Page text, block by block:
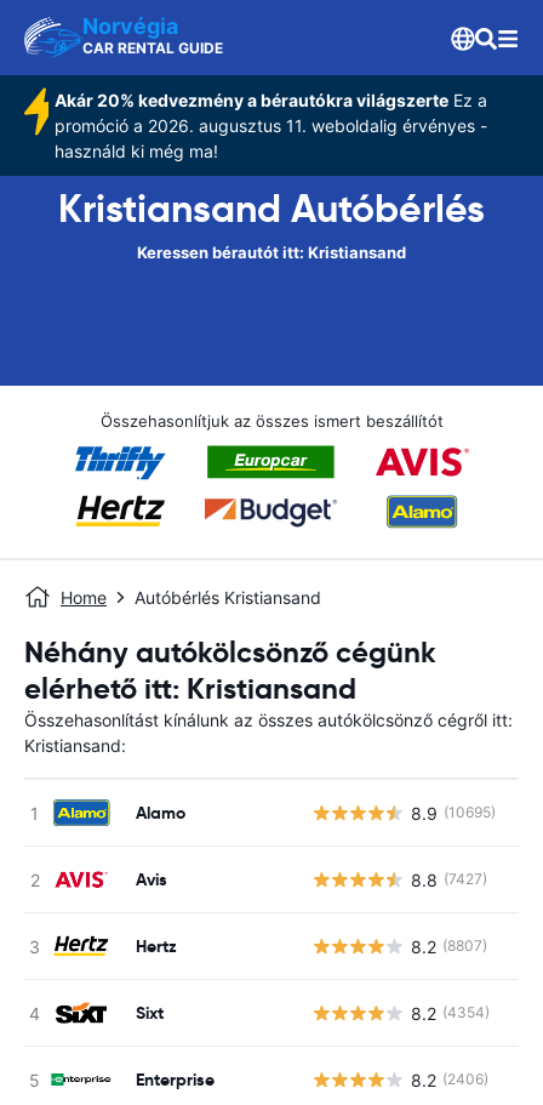
Norvégia
CAR RENTAL GUIDE
Akár 20% kedvezmény a bérautókra világszerteEz a
promóció a 2026. augusztus 11. weboldalig érvényes -
használd ki még ma!
Kristiansand Autóbérlés
Keressen bérautót itt: Kristiansand
Összehasonlítjuk az összes ismert beszállítót
Home Autóbérlés Kristiansand
Néhány autókölcsönző cégünk
elérhető itt: Kristiansand
Összehasonlítást kínálunk az összes autókölcsönző cégről itt:
Kristiansand:
Alamo 8.9 (10695)
Avis 8.8 (7427)
Hertz 8.2 (8807)
Sixt 8.2 (4354)
Enterprise 8.2 (2406)